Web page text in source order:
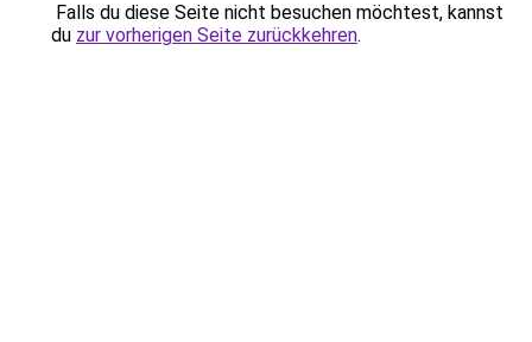
Falls du diese Seite nicht besuchen möchtest, kannst
du zur vorherigen Seite zurückkehren.